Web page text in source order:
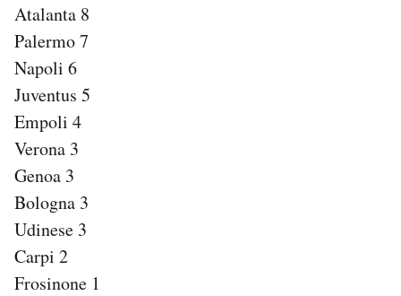
Atalanta 8
Palermo 7
Napoli 6
Juventus 5
Empoli 4
Verona 3
Genoa 3
Bologna 3
Udinese 3
Carpi 2
Frosinone 1